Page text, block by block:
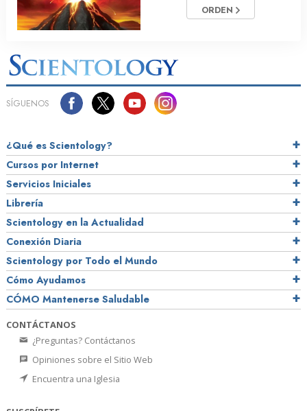
ORDEN
SÍGUENOS
¿Qué es Scientology?
Cursos por Internet
Servicios Iniciales
Librería
Scientology en la Actualidad
Conexión Diaria
Scientology por Todo el Mundo
Cómo Ayudamos
CÓMO Mantenerse Saludable
CONTÁCTANOS
¿Preguntas? Contáctanos
Opiniones sobre el Sitio Web
Encuentra una Iglesia